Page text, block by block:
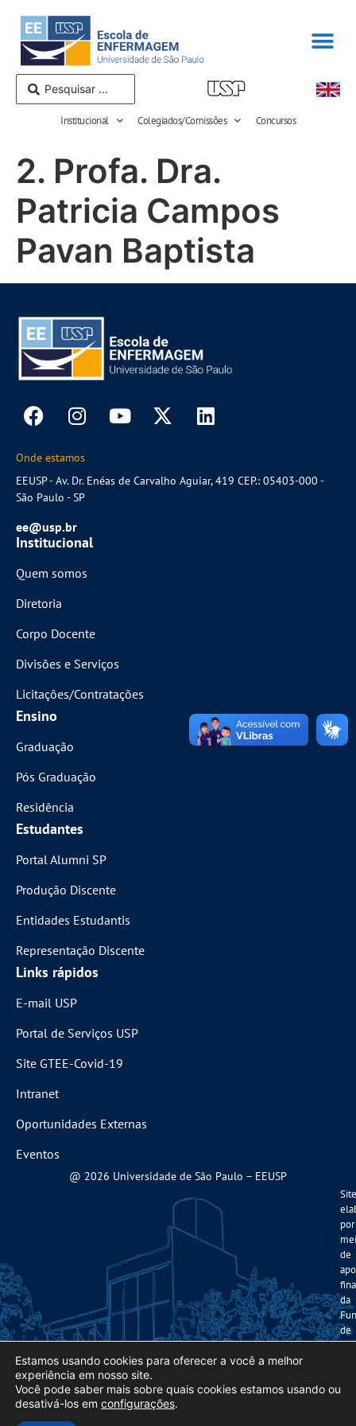
Institucional Colegiados/Comissões Concursos
2. Profa. Dra.
Patricia Campos
Pavan Baptista
Onde estamos
EEUSP - Av. Dr. Enéas de Carvalho Aguiar, 419 CEP.: 05403-000 -
São Paulo - SP
ee@usp.br
Institucional
Quem somos
Diretoria
Corpo Docente
Divisões e Serviços
Licitações/Contratações
Ensino
Graduação
Pós Graduação
Residência
Estudantes
Portal Alumni SP
Produção Discente
Entidades Estudantis
Representação Discente
Links rápidos
E-mail USP
Portal de Serviços USP
Site GTEE-Covid-19
Intranet
Oportunidades Externas
Eventos
@ 2026 Universidade de São Paulo – EEUSP
Site
por
de
da
de
Estamos usando cookies para oferecer a você a melhor
experiência em nosso site.
Você pode saber mais sobre quais cookies estamos usando ou
desativá-los em configurações.